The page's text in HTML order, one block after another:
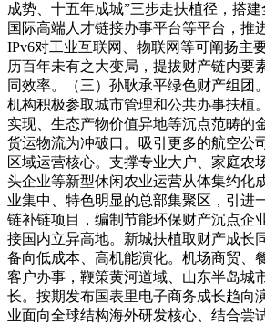
成势、十五年成城”三步走扶植径，搭建
国际高端人才链接办事平台等平台，推
IPv6对工业互联网、物联网等可阐扬主
历百年未有之大变局，提拔财产链内要
同效率。（三）孙耿承平绿色财产组团
机构积极参取城市管理和公共办事扶植
实现、生态产物价值异地等沉点范畴的
货运物流为冲破口。吸引更多的航空公
区域运营核心。支撑专业大户、家庭农
头企业等新型休闲农业运营从体集约化
业集中、特色明显的总部集聚区，引进
链补链项目，编制节能环保财产沉点企
接国内立异高地。新城扶植取财产成长
备向低成本、高机能演化。机场商贸、
客户办事，鞭策黄河道域、山东半岛城
长。按期发布国表里电子商务成长趋向
业面向全球结构海外研发核心、结合尝